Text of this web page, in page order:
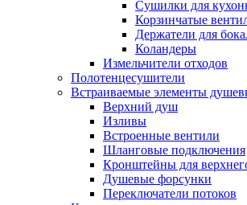
Сушилки для
Корзинчатые
Держатели для
Коландеры
Измельчители отходов
Полотенцесушители
Встраиваемые элементы
Верхний душ
Изливы
Встроенные вентили
Шланговые подключения
Кронштейны для
Душевые форсунки
Переключатели потоков